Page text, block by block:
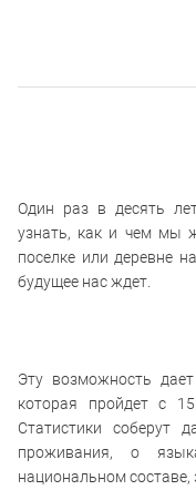
Один раз в десять
узнать, как и чем мы
поселке или деревне
будущее нас ждет.
Эту возможность
которая пройдет с
Статистики соберут
проживания, о
национальном составе,